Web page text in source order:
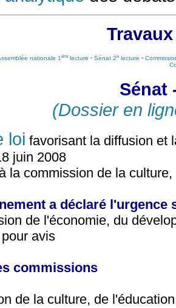
nationale 1 ère lecture - Sénat 2e lecture -
Sénat
(Dossier en
loi favorisant la diffusion et
juin 2008
la commission de la
a déclaré l'urgence
de l'économie, du
avis
commissions
de la culture, de